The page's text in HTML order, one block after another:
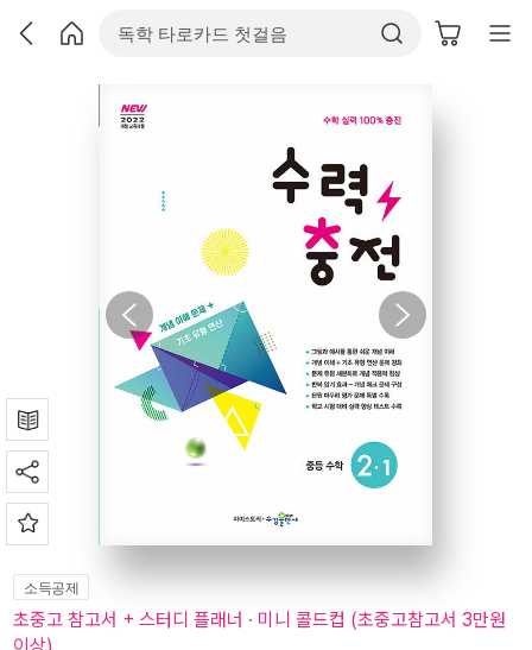
소득공제
초중고 참고서 + 스터디 플래너 · 미니 콜드컵 (초중고참고서 3만원